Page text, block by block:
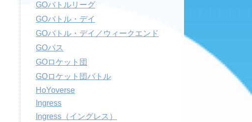
GOバトルリーグ
GOバトル・デイ
GOバトル・デイ／ウィークエンド
GOパス
GOロケット団
GOロケット団バトル
HoYoverse
Ingress
Ingress（イングレス）